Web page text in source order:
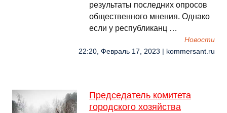
результаты последних опросов
общественного мнения. Однако
если у республиканц …
Новости
22:20, Февраль 17, 2023 | kommersant.ru
Председатель комитета
городского хозяйства